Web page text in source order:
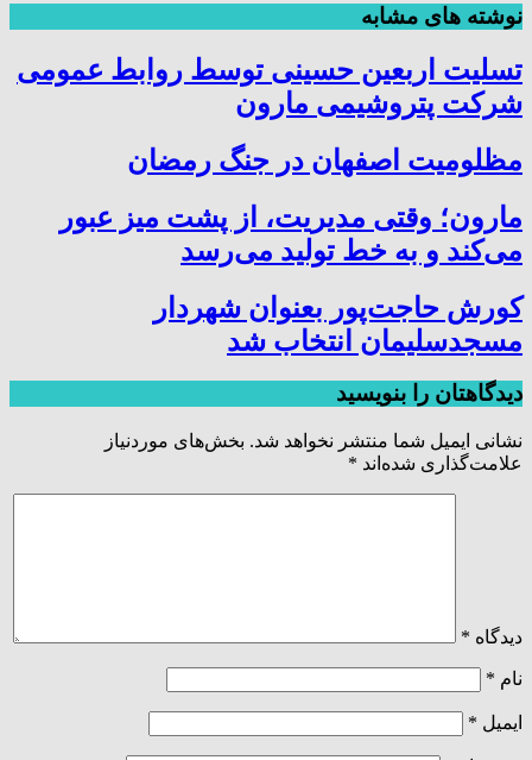
نوشته های مشابه
تسلیت اربعین حسینی توسط روابط عمومی
شرکت پتروشیمی مارون
مظلومیت اصفهان در جنگ رمضان
مارون؛ وقتی مدیریت، از پشت میز عبور
می‌کند و به خط تولید می‌رسد
کورش حاجت‌پور بعنوان شهردار
مسجدسلیمان انتخاب شد
دیدگاهتان را بنویسید
نشانی ایمیل شما منتشر نخواهد شد. بخش‌های موردنیاز
علامت‌گذاری شده‌اند *
دیدگاه *
نام *
ایمیل *